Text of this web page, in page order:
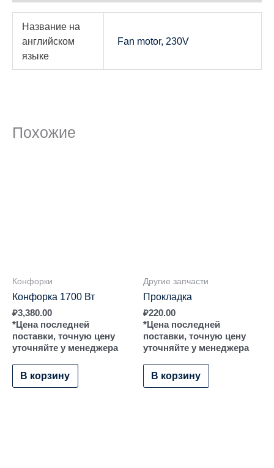
Название на
английском
языке
Fan motor, 230V
Похожие
Конфорки
Конфорка 1700 Вт
₽3,380.00
*Цена последней
поставки, точную цену
уточняйте у менеджера
В корзину
Другие запчасти
Прокладка
₽220.00
*Цена последней
поставки, точную цену
уточняйте у менеджера
В корзину